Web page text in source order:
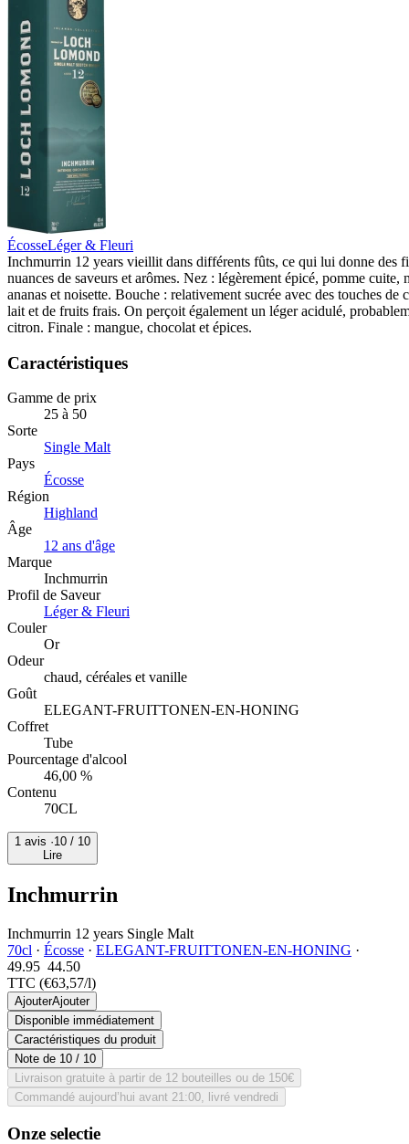
ÉcosseLéger & Fleuri
Inchmurrin 12 years vieillit dans différents fûts, ce qui lui donne des
nuances de saveurs et arômes. Nez : légèrement épicé, pomme cuite,
ananas et noisette. Bouche : relativement sucrée avec des touches de
lait et de fruits frais. On perçoit également un léger acidulé,
citron. Finale : mangue, chocolat et épices.
Caractéristiques
Gamme de prix
25 à 50
Sorte
Single Malt
Pays
Écosse
Région
Highland
Âge
12 ans d'âge
Marque
Inchmurrin
Profil de Saveur
Léger & Fleuri
Couler
Or
Odeur
chaud, céréales et vanille
Goût
ELEGANT-FRUITTONEN-EN-HONING
Coffret
Tube
Pourcentage d'alcool
46,00 %
Contenu
70CL
1 avis ·10 / 10
Lire
Inchmurrin
Inchmurrin 12 years Single Malt
70cl · Écosse · ELEGANT-FRUITTONEN-EN-HONING ·
49.95 44.50
TTC (€63,57/l)
AjouterAjouter
Disponible immédiatement
Caractéristiques du produit
Note de 10 / 10
Livraison gratuite à partir de 12 bouteilles ou de 150€
Commandé aujourd’hui avant 21:00, livré vendredi
Onze selectie